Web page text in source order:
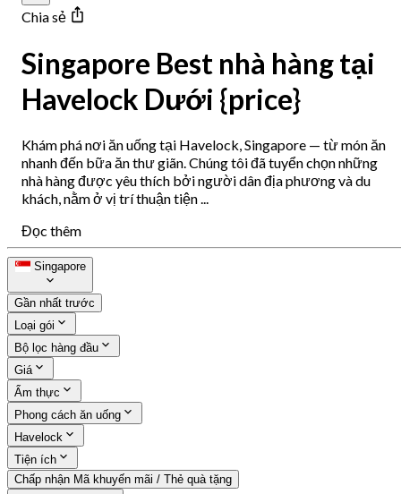
Chia sẻ
Singapore Best nhà hàng tại
Havelock Dưới {price}
Khám phá nơi ăn uống tại Havelock, Singapore — từ món ăn
nhanh đến bữa ăn thư giãn. Chúng tôi đã tuyển chọn những
nhà hàng được yêu thích bởi người dân địa phương và du
khách, nằm ở vị trí thuận tiện ...
Đọc thêm
Singapore
Gần nhất trước
Loại gói
Bộ lọc hàng đầu
Giá
Ẩm thực
Phong cách ăn uống
Havelock
Tiện ích
Chấp nhận Mã khuyến mãi / Thẻ quà tặng